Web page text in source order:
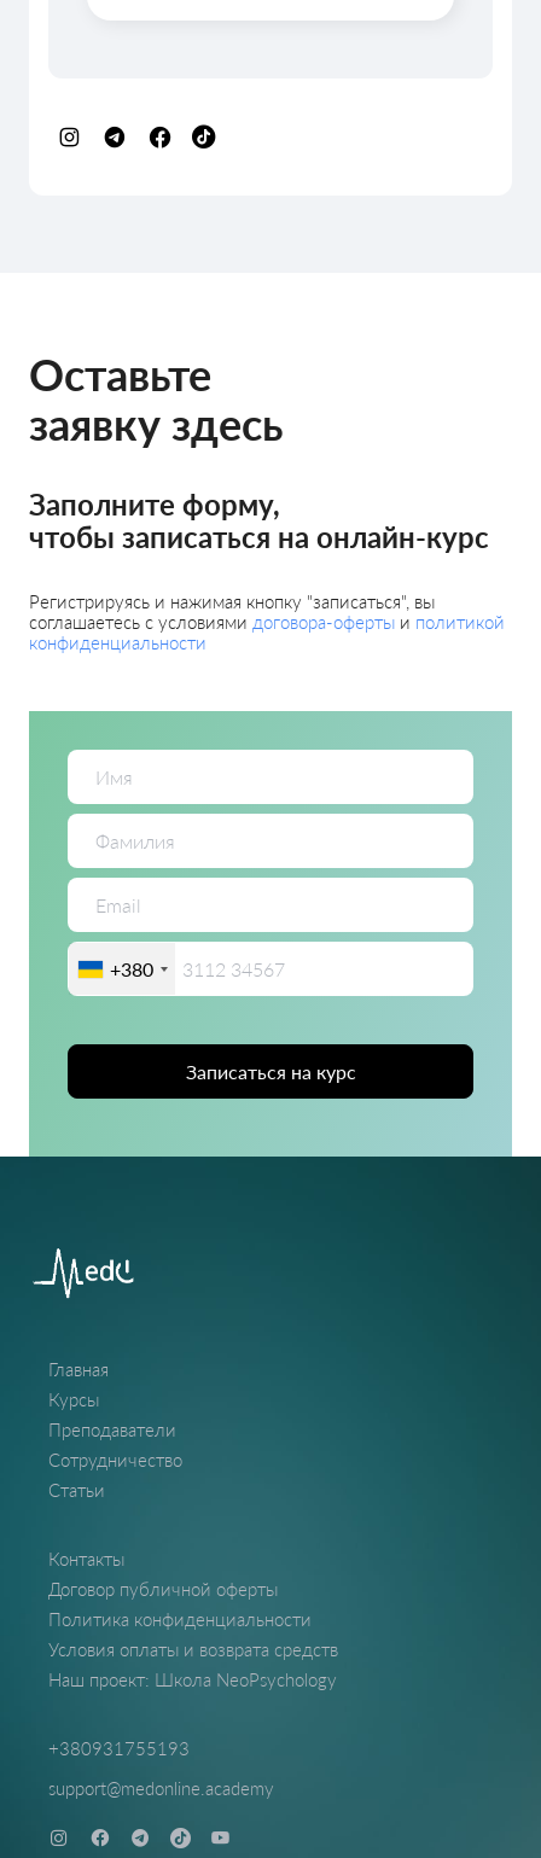
Оставьте
заявку здесь
Заполните форму,
чтобы записаться на онлайн-курс
Регистрируясь и нажимая кнопку "записаться", вы
соглашаетесь с условиями договора-оферты и политикой
конфиденциальности
+380
Записаться на курс
Главная
Курсы
Преподаватели
Сотрудничество
Статьи
Контакты
Договор публичной оферты
Политика конфиденциальности
Условия оплаты и возврата средств
Наш проект: Школа NeoPsychology
+380931755193
support@medonline.academy